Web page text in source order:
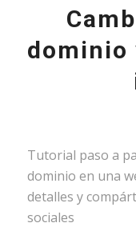
dominio
Tutorial paso a
dominio en una
detalles y
sociales